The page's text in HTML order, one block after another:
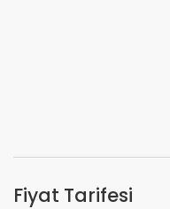
Fiyat Tarifesi